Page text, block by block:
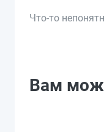
Что-то
Вам